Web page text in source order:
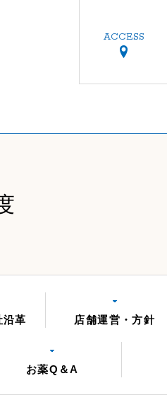
ACCESS
沿革 店舗運営・方針
お薬Q＆A